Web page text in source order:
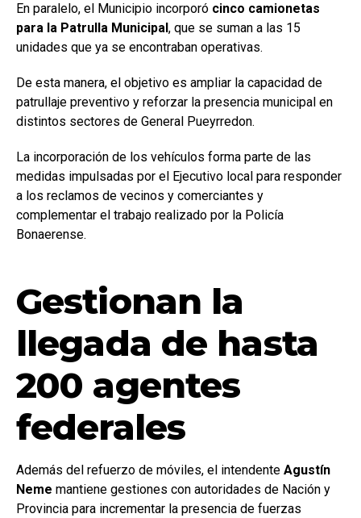
En paralelo, el Municipio incorporó cinco camionetas
para la Patrulla Municipal , que se suman a las 15
unidades que ya se encontraban operativas.
De esta manera, el objetivo es ampliar la capacidad de
patrullaje preventivo y reforzar la presencia municipal en
distintos sectores de General Pueyrredon.
La incorporación de los vehículos forma parte de las
medidas impulsadas por el Ejecutivo local para responder
a los reclamos de vecinos y comerciantes y
complementar el trabajo realizado por la Policía
Bonaerense.
Gestionan la
llegada de hasta
200 agentes
federales
Además del refuerzo de móviles, el intendente Agustín
Neme mantiene gestiones con autoridades de Nación y
Provincia para incrementar la presencia de fuerzas